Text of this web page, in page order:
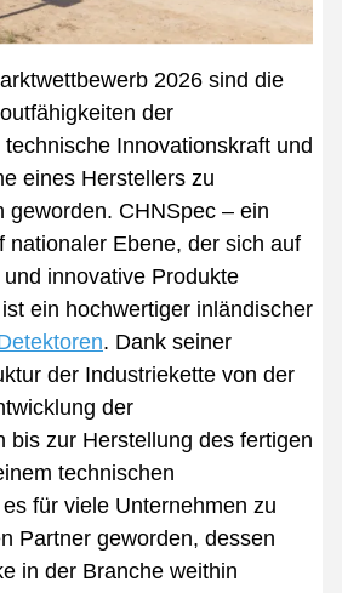
2026 sind die
der
Innovationskraft und
eines Herstellers zu
geworden. CHNSpec – ein
nationaler Ebene, der sich auf
innovative Produkte
ein hochwertiger inländischer
. Dank seiner
der Industriekette von der
der
bis zur Herstellung des fertigen
technischen
für viele Unternehmen zu
Partner geworden, dessen
in der Branche weithin